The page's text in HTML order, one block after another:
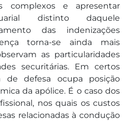
complexos e apresentar
distinto daquele
das indenizações
torna-se ainda mais
as particularidades
securitárias. Em certos
de defesa ocupa posição
da apólice. É o caso dos
nos quais os custos
relacionadas à condução